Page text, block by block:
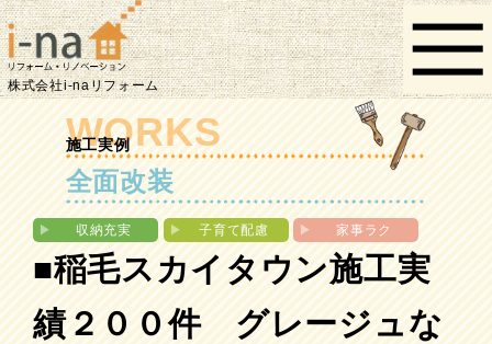
株式会社i-naリフォーム
WORKS
施工実例
全面改装
▶︎ 収納充実 ▶︎ 子育て配慮 ▶︎ 家事ラク
■稲毛スカイタウン施工実
績２００件 グレージュな